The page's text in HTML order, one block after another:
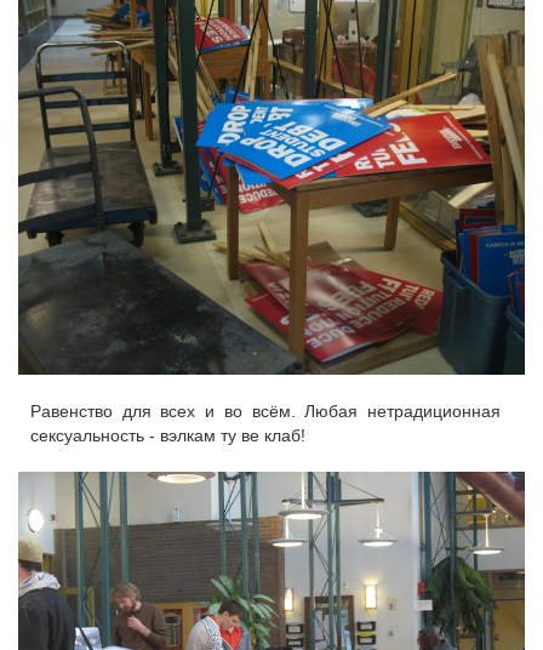
Равенство для всех и во всём. Любая нетрадиционная
сексуальность - вэлкам ту ве клаб!